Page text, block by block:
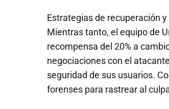
Estrategias de recuperación
Mientras tanto, el equipo de
recompensa del 20% a
negociaciones con el
seguridad de sus usuarios.
forenses para rastrear al